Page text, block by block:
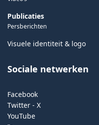
Publicaties
Persberichten
Visuele identiteit & logo
Sociale netwerken
Facebook
Twitter - X
YouTube